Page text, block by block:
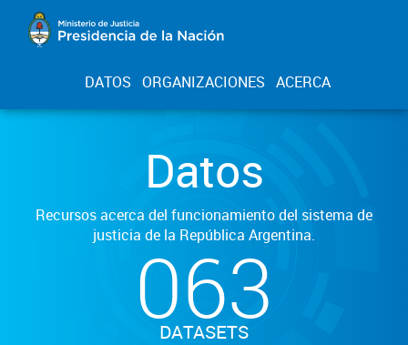
DATOS ORGANIZACIONES ACERCA
Datos
Recursos acerca del funcionamiento del sistema de
justicia de la República Argentina.
063
DATASETS